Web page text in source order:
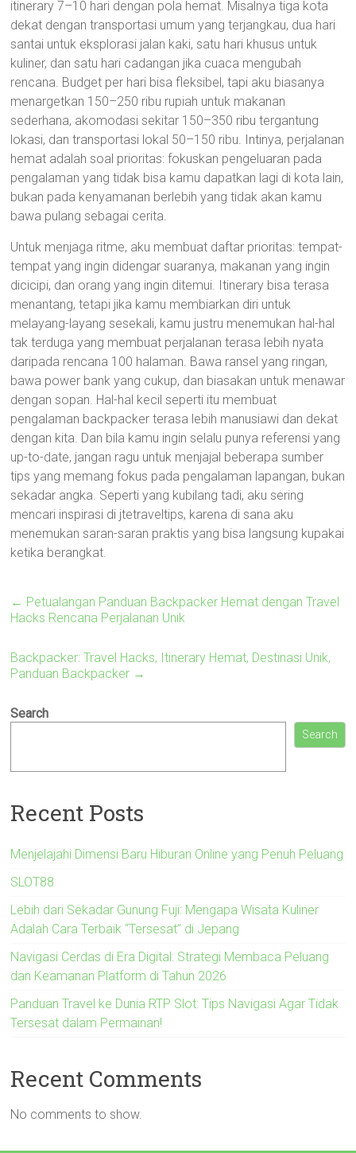
itinerary 7–10 hari dengan pola hemat. Misalnya tiga kota
dekat dengan transportasi umum yang terjangkau, dua hari
santai untuk eksplorasi jalan kaki, satu hari khusus untuk
kuliner, dan satu hari cadangan jika cuaca mengubah
rencana. Budget per hari bisa fleksibel, tapi aku biasanya
menargetkan 150–250 ribu rupiah untuk makanan
sederhana, akomodasi sekitar 150–350 ribu tergantung
lokasi, dan transportasi lokal 50–150 ribu. Intinya, perjalanan
hemat adalah soal prioritas: fokuskan pengeluaran pada
pengalaman yang tidak bisa kamu dapatkan lagi di kota lain,
bukan pada kenyamanan berlebih yang tidak akan kamu
bawa pulang sebagai cerita.
Untuk menjaga ritme, aku membuat daftar prioritas: tempat-
tempat yang ingin didengar suaranya, makanan yang ingin
dicicipi, dan orang yang ingin ditemui. Itinerary bisa terasa
menantang, tetapi jika kamu membiarkan diri untuk
melayang-layang sesekali, kamu justru menemukan hal-hal
tak terduga yang membuat perjalanan terasa lebih nyata
daripada rencana 100 halaman. Bawa ransel yang ringan,
bawa power bank yang cukup, dan biasakan untuk menawar
dengan sopan. Hal-hal kecil seperti itu membuat
pengalaman backpacker terasa lebih manusiawi dan dekat
dengan kita. Dan bila kamu ingin selalu punya referensi yang
up-to-date, jangan ragu untuk menjajal beberapa sumber
tips yang memang fokus pada pengalaman lapangan, bukan
sekadar angka. Seperti yang kubilang tadi, aku sering
mencari inspirasi di jtetraveltips, karena di sana aku
menemukan saran-saran praktis yang bisa langsung kupakai
ketika berangkat.
← Petualangan Panduan Backpacker Hemat dengan Travel
Hacks Rencana Perjalanan Unik
Backpacker: Travel Hacks, Itinerary Hemat, Destinasi Unik,
Panduan Backpacker →
Search
Search
Recent Posts
Menjelajahi Dimensi Baru Hiburan Online yang Penuh Peluang
SLOT88
Lebih dari Sekadar Gunung Fuji: Mengapa Wisata Kuliner
Adalah Cara Terbaik “Tersesat” di Jepang
Navigasi Cerdas di Era Digital: Strategi Membaca Peluang
dan Keamanan Platform di Tahun 2026
Panduan Travel ke Dunia RTP Slot: Tips Navigasi Agar Tidak
Tersesat dalam Permainan!
Recent Comments
No comments to show.